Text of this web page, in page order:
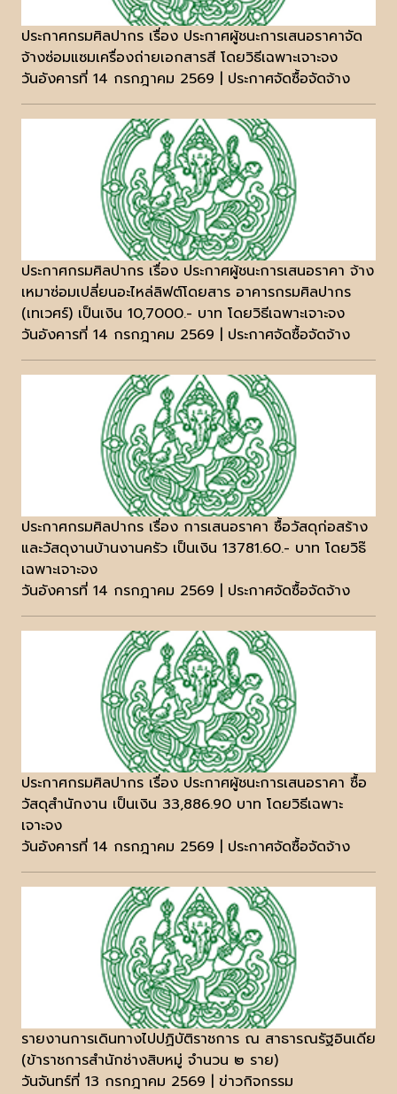
ประกาศกรมศิลปากร เรื่อง ประกาศผู้ชนะการเสนอราคาจัด
จ้างซ่อมแซมเครื่องถ่ายเอกสารสี โดยวิธีเฉพาะเจาะจง
วันอังคารที่ 14 กรกฎาคม 2569 | ประกาศจัดซื้อจัดจ้าง
ประกาศกรมศิลปากร เรื่อง ประกาศผู้ชนะการเสนอราคา จ้าง
เหมาซ่อมเปลี่ยนอะไหล่ลิฟต์โดยสาร อาคารกรมศิลปากร
(เทเวศร์) เป็นเงิน 10,7000.- บาท โดยวิธีเฉพาะเจาะจง
วันอังคารที่ 14 กรกฎาคม 2569 | ประกาศจัดซื้อจัดจ้าง
ประกาศกรมศิลปากร เรื่อง การเสนอราคา ซื้อวัสดุก่อสร้าง
และวัสดุงานบ้านงานครัว เป็นเงิน 13781.60.- บาท โดยวิธ๊
เฉพาะเจาะจง
วันอังคารที่ 14 กรกฎาคม 2569 | ประกาศจัดซื้อจัดจ้าง
ประกาศกรมศิลปากร เรื่อง ประกาศผู้ชนะการเสนอราคา ซื้อ
วัสดุสำนักงาน เป็นเงิน 33,886.90 บาท โดยวิธีเฉพาะ
เจาะจง
วันอังคารที่ 14 กรกฎาคม 2569 | ประกาศจัดซื้อจัดจ้าง
รายงานการเดินทางไปปฏิบัติราชการ ณ สาธารณรัฐอินเดีย
(ข้าราชการสำนักช่างสิบหมู่ จำนวน ๒ ราย)
วันจันทร์ที่ 13 กรกฎาคม 2569 | ข่าวกิจกรรม